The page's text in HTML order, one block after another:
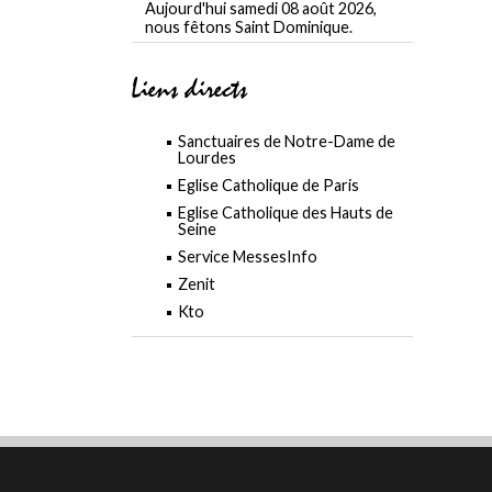
Aujourd'hui samedi 08 août 2026,
nous fêtons Saint Dominique.
Liens directs
Sanctuaires de Notre-Dame de
Lourdes
Eglise Catholique de Paris
Eglise Catholique des Hauts de
Seine
Service MessesInfo
Zenit
Kto